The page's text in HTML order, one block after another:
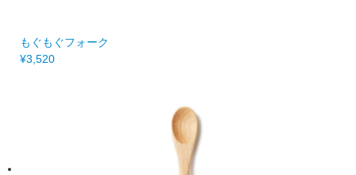
もぐもぐフォーク
¥3,520